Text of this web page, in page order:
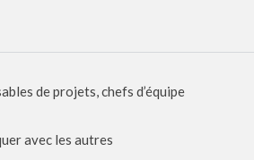
de projets, chefs d’équipe
avec les autres